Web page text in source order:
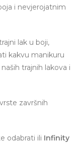
i nevjerojatnim
lak u boji,
kakvu manikuru
trajnih lakova i
završnih
odabrati ili Infinity